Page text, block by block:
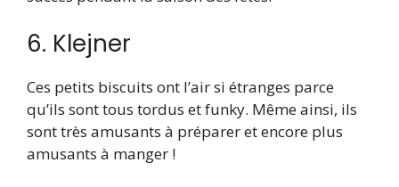
6. Klejner
Ces petits biscuits ont l’air si étranges parce
qu’ils sont tous tordus et funky. Même ainsi, ils
sont très amusants à préparer et encore plus
amusants à manger !